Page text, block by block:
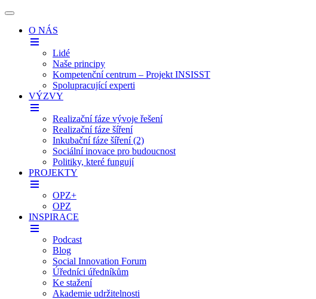
O NÁS
Lidé
Naše principy
Kompetenční centrum – Projekt INSISST
Spolupracující experti
VÝZVY
Realizační fáze vývoje řešení
Realizační fáze šíření
Inkubační fáze šíření (2)
Sociální inovace pro budoucnost
Politiky, které fungují
PROJEKTY
OPZ+
OPZ
INSPIRACE
Podcast
Blog
Social Innovation Forum
Úředníci úředníkům
Ke stažení
Akademie udržitelnosti